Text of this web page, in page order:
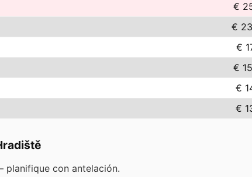
€
€
€
€
€
€
planifique con antelación.